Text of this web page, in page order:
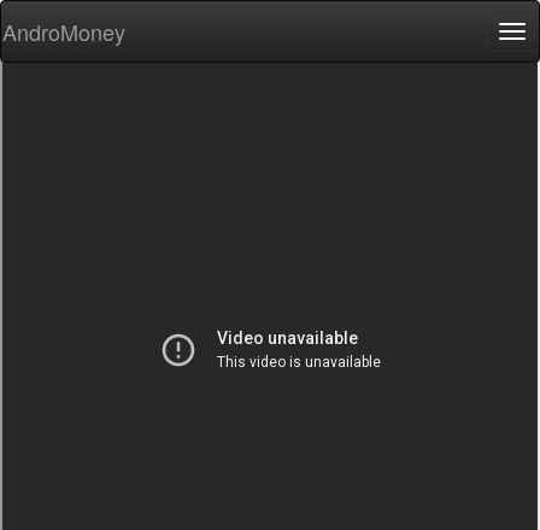
AndroMoney